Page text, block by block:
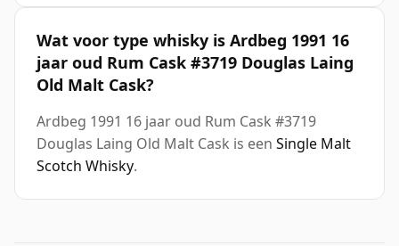
Wat voor type whisky is Ardbeg 1991 16
jaar oud Rum Cask #3719 Douglas Laing
Old Malt Cask?
Ardbeg 1991 16 jaar oud Rum Cask #3719
Douglas Laing Old Malt Cask is een Single Malt
Scotch Whisky.